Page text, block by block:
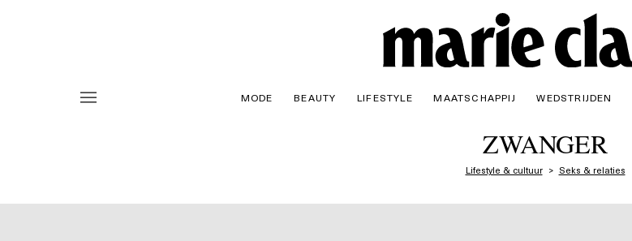
MODE BEAUTY LIFESTYLE MAATSCHAPPIJ WEDSTRIJDEN
ZWANGER
Lifestyle & cultuur Seks & relaties